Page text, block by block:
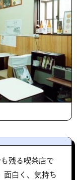
残る喫茶店で
面白く、気持ち